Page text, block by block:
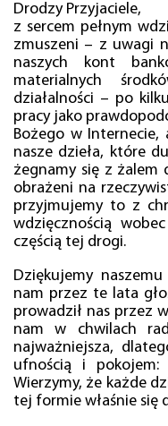
Drodzy Przyjaciele,
z sercem pełnym
zmuszeni – z uwagi
naszych kont
materialnych
działalności – po
pracy jako
Bożego w
nasze dzieła, które
żegnamy się z żalem
obrażeni na
przyjmujemy to z
wdzięcznością
częścią tej drogi.
Dziękujemy
nam przez te lata
prowadził nas przez
nam w chwilach
najważniejsza,
ufnością i pokojem:
Wierzymy, że każde
tej formie właśnie się